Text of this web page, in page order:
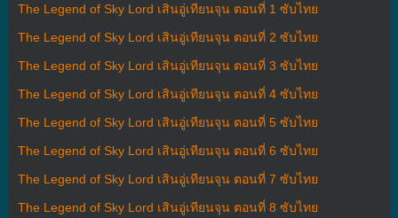
The Legend of Sky Lord เสินอู่เทียนจุน ตอนที่ 1 ซับไทย
The Legend of Sky Lord เสินอู่เทียนจุน ตอนที่ 2 ซับไทย
The Legend of Sky Lord เสินอู่เทียนจุน ตอนที่ 3 ซับไทย
The Legend of Sky Lord เสินอู่เทียนจุน ตอนที่ 4 ซับไทย
The Legend of Sky Lord เสินอู่เทียนจุน ตอนที่ 5 ซับไทย
The Legend of Sky Lord เสินอู่เทียนจุน ตอนที่ 6 ซับไทย
The Legend of Sky Lord เสินอู่เทียนจุน ตอนที่ 7 ซับไทย
The Legend of Sky Lord เสินอู่เทียนจุน ตอนที่ 8 ซับไทย